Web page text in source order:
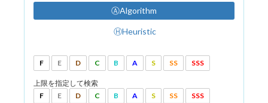
ⒶAlgorithm
ⒽHeuristic
F E D C B A S SS SSS
上限を指定して検索
F
E D C B A S SS SSS